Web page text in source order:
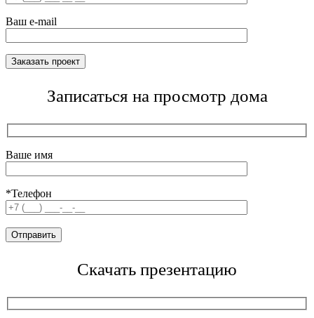
Ваш e-mail
Записаться на просмотр дома
Ваше имя
*Телефон
Скачать презентацию